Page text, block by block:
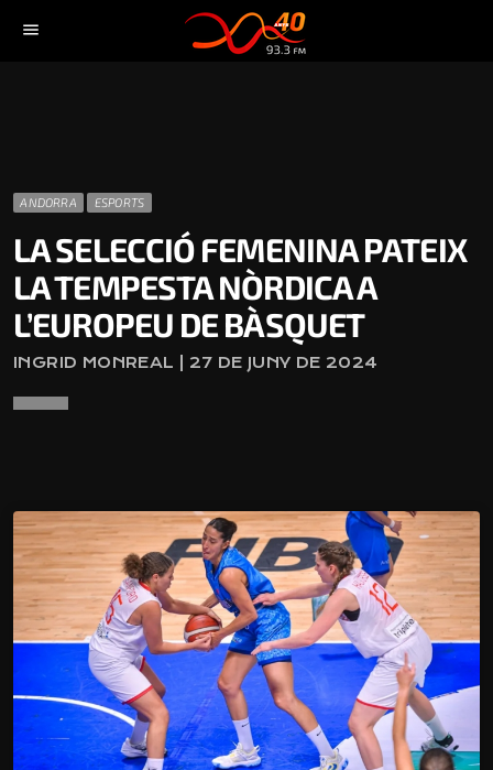
menu
ANDORRA ESPORTS
LA SELECCIÓ FEMENINA PATEIX
LA TEMPESTA NÒRDICA A
L’EUROPEU DE BÀSQUET
INGRID MONREAL | 27 DE JUNY DE 2024